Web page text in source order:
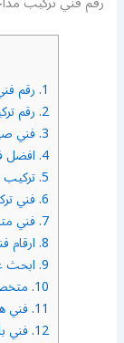
1. رقم
2. رقم
3. فني
4. افضل
5.
6. فني
7. فني
8. ارقام
9. ابحث
10.
11. فني
12. فني